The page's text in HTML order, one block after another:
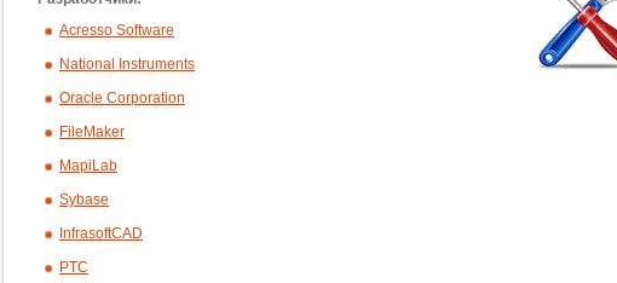
Acresso Software
National Instruments
Oracle Corporation
FileMaker
MapiLab
Sybase
InfrasoftCAD
PTC